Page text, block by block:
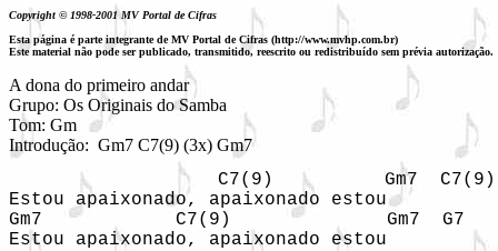
Copyright © 1998-2001 MV Portal de Cifras
Esta página é parte integrante de MV Portal de Cifras (http://www.mvhp.com.br)
Este material não pode ser publicado, transmitido, reescrito ou redistribuído sem prévia autorização.
A dona do primeiro andar
Grupo: Os Originais do Samba
Tom: Gm
Introdução:  Gm7 C7(9) (3x) Gm7
                  C7(9)          Gm7  C7(9)
Estou apaixonado, apaixonado estou
Gm7            C7(9)              Gm7  G7
Estou apaixonado, apaixonado estou